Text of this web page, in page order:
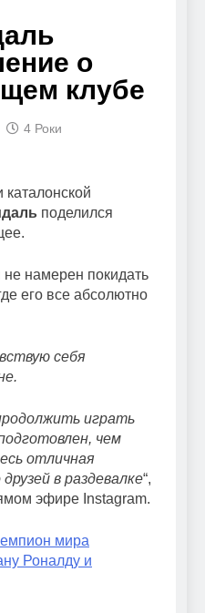
о
клубе
4 Роки
поделился
намерен покидать
его все абсолютно
себя
играть
чем
отличная
в раздевалке“,
эфире Instagram.
мира
Роналду и